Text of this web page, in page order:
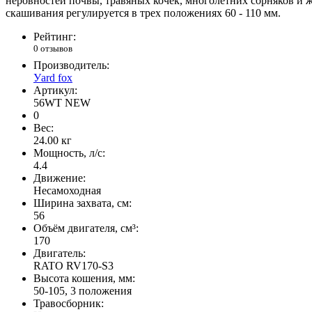
скашивания регулируется в трех положениях 60 - 110 мм.
Рейтинг:
0 отзывов
Производитель:
Уard fox
Артикул:
56WT NEW
0
Вес:
24.00 кг
Мощность, л/с:
4.4
Движение:
Несамоходная
Ширина захвата, см:
56
Объём двигателя, см³:
170
Двигатель:
RATO RV170-S3
Высота кошения, мм:
50-105, 3 положения
Травосборник: